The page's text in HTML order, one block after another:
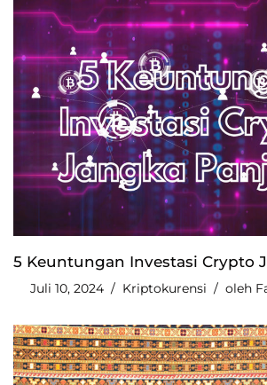
5 Keuntungan Investasi Crypto
Juli 10, 2024 Kriptokurensi oleh